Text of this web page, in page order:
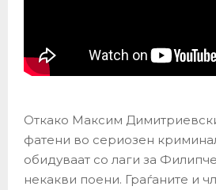
Откако Максим
фатени во сериозен
обидуваат со лаги за
некакви поени. Граѓаните и